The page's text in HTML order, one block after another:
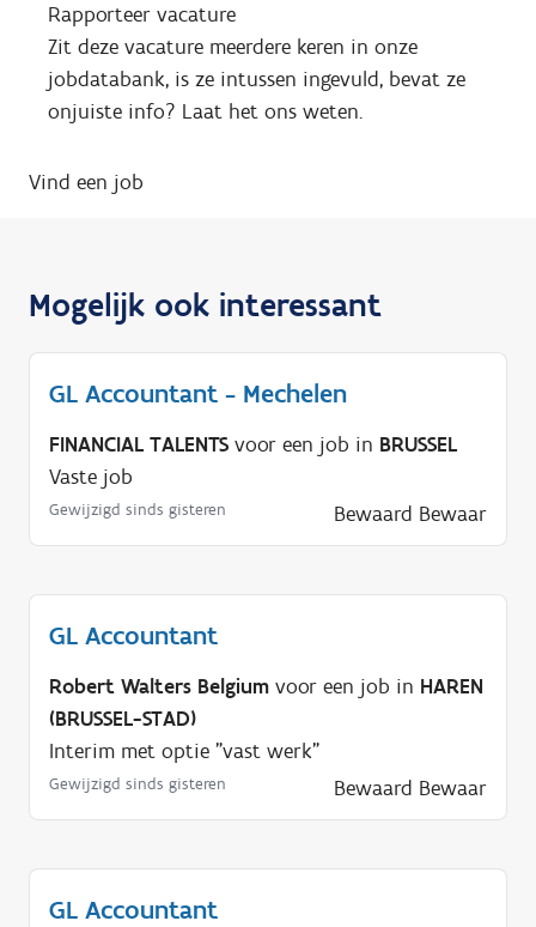
Rapporteer vacature
Zit deze vacature meerdere keren in onze
jobdatabank, is ze intussen ingevuld, bevat ze
onjuiste info? Laat het ons weten.
Vind een job
Mogelijk ook interessant
GL Accountant - Mechelen
FINANCIAL TALENTS voor een job in BRUSSEL
Vaste job
Gewijzigd sinds gisteren Bewaard Bewaar
GL Accountant
Robert Walters Belgium voor een job in HAREN
(BRUSSEL-STAD)
Interim met optie "vast werk"
Gewijzigd sinds gisteren Bewaard Bewaar
GL Accountant